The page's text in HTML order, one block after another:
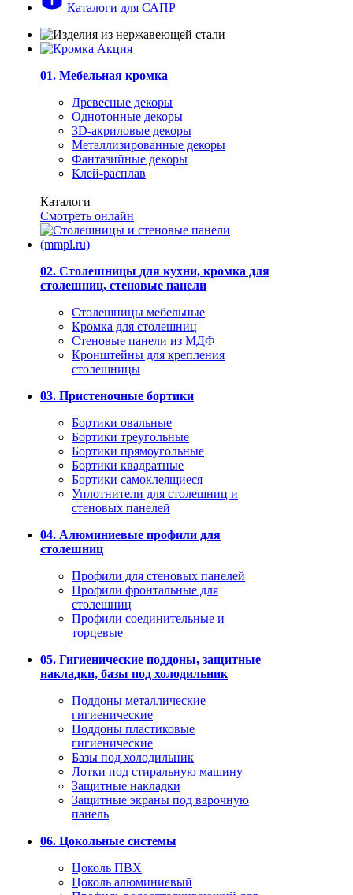
Каталоги для САПР
01. Мебельная кромка
Древесные декоры
Однотонные декоры
3D-акриловые декоры
Металлизированные декоры
Фантазийные декоры
Клей-расплав
Каталоги
Смотреть онлайн
02. Столешницы для кухни, кромка для
столешниц, стеновые панели
Столешницы мебельные
Кромка для столешниц
Стеновые панели из МДФ
Кронштейны для крепления
столешницы
03. Пристеночные бортики
Бортики овальные
Бортики треугольные
Бортики прямоугольные
Бортики квадратные
Бортики самоклеящиеся
Уплотнители для столешниц и
стеновых панелей
04. Алюминиевые профили для
столешниц
Профили для стеновых панелей
Профили фронтальные для
столешниц
Профили соединительные и
торцевые
05. Гигиенические поддоны, защитные
накладки, базы под холодильник
Поддоны металлические
гигиенические
Поддоны пластиковые
гигиенические
Базы под холодильник
Лотки под стиральную машину
Защитные накладки
Защитные экраны под варочную
панель
06. Цокольные системы
Цоколь ПВХ
Цоколь алюминиевый